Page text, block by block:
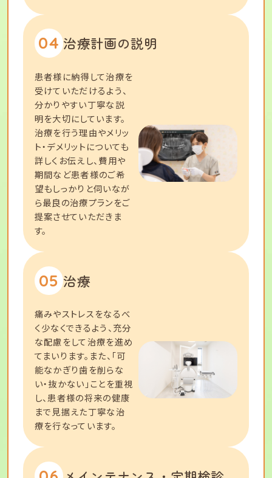
04 治療計画の説明
患者様に納得して治療を
受けていただけるよう、
分かりやすい丁寧な説
明を大切にしています。
治療を行う理由やメリッ
ト・デメリットについても
詳しくお伝えし、費用や
期間など患者様のご希
望もしっかりと伺いなが
ら最良の治療プランをご
提案させていただきま
す。
05 治療
痛みやストレスをなるべ
く少なくできるよう、充分
な配慮をして治療を進め
てまいります。また、「可
能なかぎり歯を削らな
い・抜かない」ことを重視
し、患者様の将来の健康
まで見据えた丁寧な治
療を行なっています。